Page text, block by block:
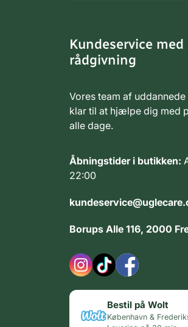
Kundeservice
rådgivning
Vores team af
klar til at hjælpe dig med
alle dage.
Åbningstider i butikken:
22:00
Borups Alle 116, 2000
Bestil på Wolt
København &